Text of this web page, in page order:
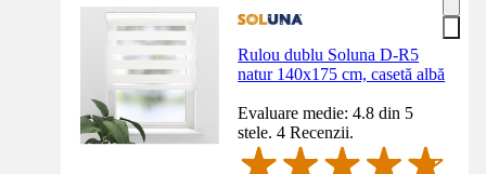
Rulou dublu Soluna D-R5
natur 140x175 cm, casetă albă
Evaluare medie: 4.8 din 5
stele. 4 Recenzii.